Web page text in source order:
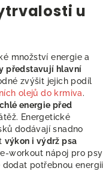
u
množství energie a
představují hlavní
zvýšit jejich podíl
olejů do krmiva.
energie před
Energetické
dodávají snadno
výkon i výdrž psa
workout nápoj pro psy
dodat potřebnou energii